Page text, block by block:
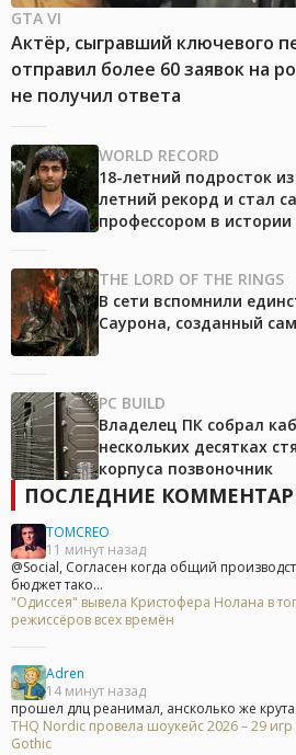
GTA VI
Актёр, сыгравший ключевого
отправил более 60 заявок на
не получил ответа
WORLD RECORD
18-летний подросток
летний рекорд и стал
профессором в истории
THE LORD OF THE RINGS
В сети вспомнили
Саурона, созданный
PC BUILD
Владелец ПК собрал
нескольких десятках
корпуса позвоночник
ПОСЛЕДНИЕ
TOMCREO
11 минут назад
@Social, Согласен когда общий
бюджет тако...
"Одиссея" вывела Кристофера Нолана в
режиссёров всех времён
Adren
14 минут назад
прошел длц реанимал, ансколько же
THQ Nordic провела шоукейс 2026 – 29
Gothic